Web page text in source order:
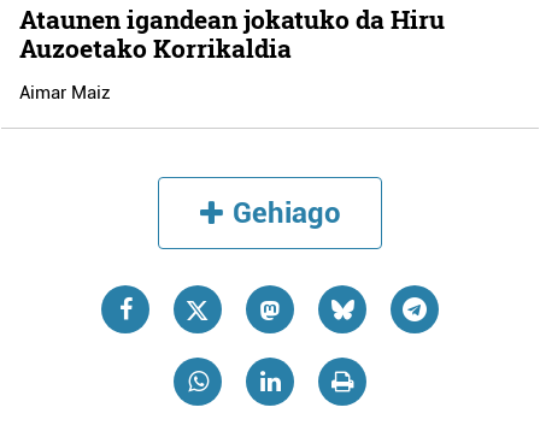
Ataunen igandean jokatuko da Hiru
Auzoetako Korrikaldia
Aimar Maiz
Gehiago